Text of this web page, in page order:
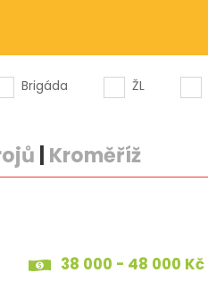
Brigáda ŽL
Kroměříž
38 000 - 48 000 Kč